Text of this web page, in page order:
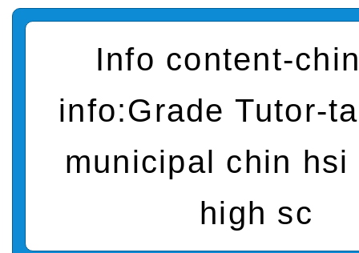
牽手，綠能透明齊步走」
轉知：「115學年度全國
賽實施要點」及修正內容
轉知：桃園市115年度『
藝文競賽』實施計畫
【甄選結果(第11招)】公
度第1學期第7次代理教師
【甄選結果(第3招)】公告
【甄選結果(第4招)】公告
度第1學期第9次代理教師
【甄選結果(第12招)】公
Info content-
info:Grade Tutor-
municipal chin
high sc